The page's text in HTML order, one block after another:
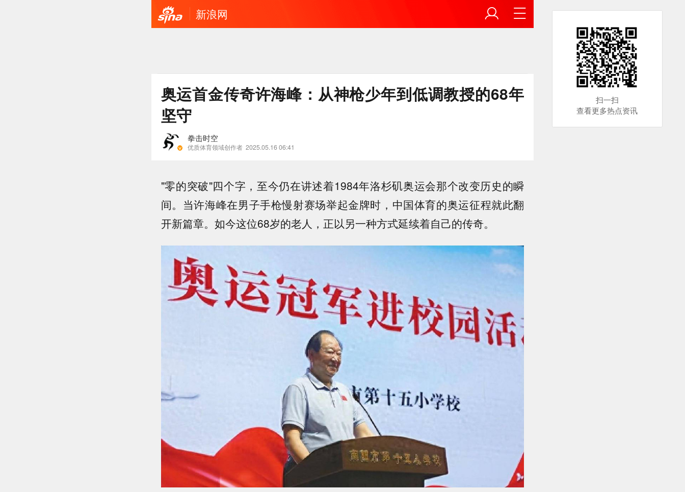
新浪网
奥运首金传奇许海峰：从神枪少年到低调教授的68年
坚守
拳击时空
优质体育领域创作者 2025.05.16 06:41
"零的突破"四个字，至今仍在讲述着1984年洛杉矶奥运会那个改变历史的瞬
间。当许海峰在男子手枪慢射赛场举起金牌时，中国体育的奥运征程就此翻
开新篇章。如今这位68岁的老人，正以另一种方式延续着自己的传奇。
扫一扫
查看更多热点资讯